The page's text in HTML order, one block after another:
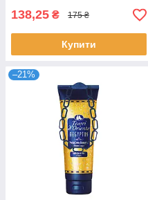
138,25 ₴ 175 ₴
Купити
–21%